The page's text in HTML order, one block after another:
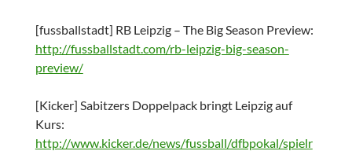
[fussballstadt] RB Leipzig – The Big Season Preview:
http://fussballstadt.com/rb-leipzig-big-season-
preview/
[Kicker] Sabitzers Doppelpack bringt Leipzig auf
Kurs:
http://www.kicker.de/news/fussball/dfbpokal/spielr